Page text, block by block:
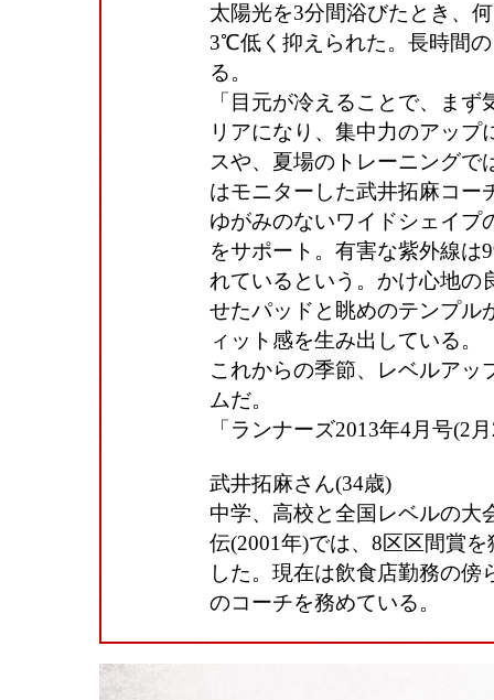
太陽光を3分間浴びたとき、
3℃低く抑えられた。長時間
る。
「目元が冷えることで、ま
リアになり、集中力のアッ
スや、夏場のトレーニング
はモニターした武井拓麻コー
ゆがみのないワイドシェイプ
をサポート。有害な紫外線は
れているという。かけ心地の
せたパッドと眺めのテンプル
ィット感を生み出している。
これからの季節、レベルアッ
ムだ。
「ランナーズ2013年4月号(2
武井拓麻さん(34歳)
中学、高校と全国レベルの大
伝(2001年)では、8区区間賞
した。現在は飲食店勤務の
のコーチを務めている。